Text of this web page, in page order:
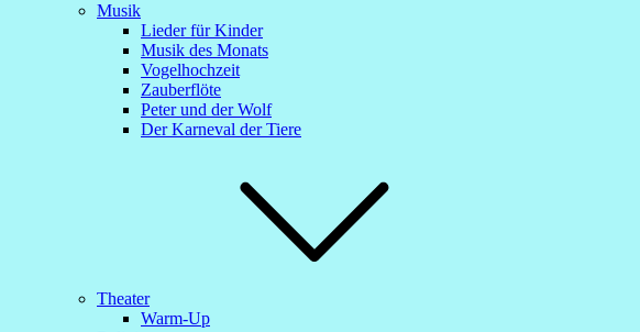
Musik
Lieder für Kinder
Musik des Monats
Vogelhochzeit
Zauberflöte
Peter und der Wolf
Der Karneval der Tiere
Theater
Warm-Up